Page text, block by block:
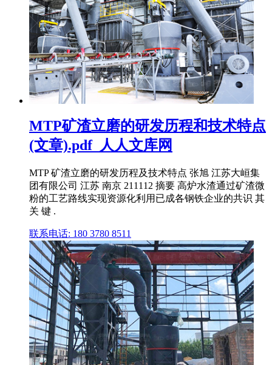
MTP矿渣立磨的研发历程和技术特点
(文章).pdf_人人文库网
MTP 矿渣立磨的研发历程及技术特点 张旭 江苏大峘集
团有限公司 江苏 南京 211112 摘要 高炉水渣通过矿渣微
粉的工艺路线实现资源化利用已成各钢铁企业的共识 其
关 键 .
联系电话: 180 3780 8511